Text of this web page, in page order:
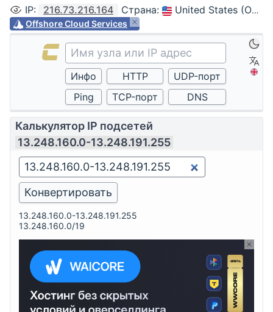
IP: 216.73.216.164 Страна: United States (Ohio, Columbus)
Offshore Cloud Services
Калькулятор IP подсетей
13.248.160.0-13.248.191.255
13.248.160.0-13.248.191.255
13.248.160.0/19